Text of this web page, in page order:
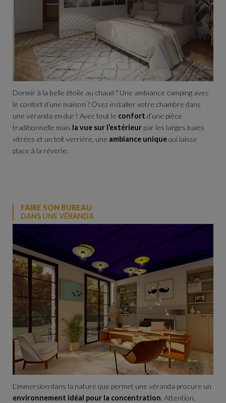
Dormir à la belle étoile au chaud ? Une ambiance camping avec
le confort d’une maison ? Osez installer votre chambre dans
une véranda en dur ! Avec tout le confort d’une pièce
traditionnelle mais la vue sur l’extérieur par les larges baies
vitrées et un toit verrière, une ambiance uniquequi laisse
place à la rêverie.
FAIRE SON BUREAU
DANS UNE VÉRANDA
L’immersion dans la nature que permet une véranda procure un
environnement idéal pour la concentration. Attention,